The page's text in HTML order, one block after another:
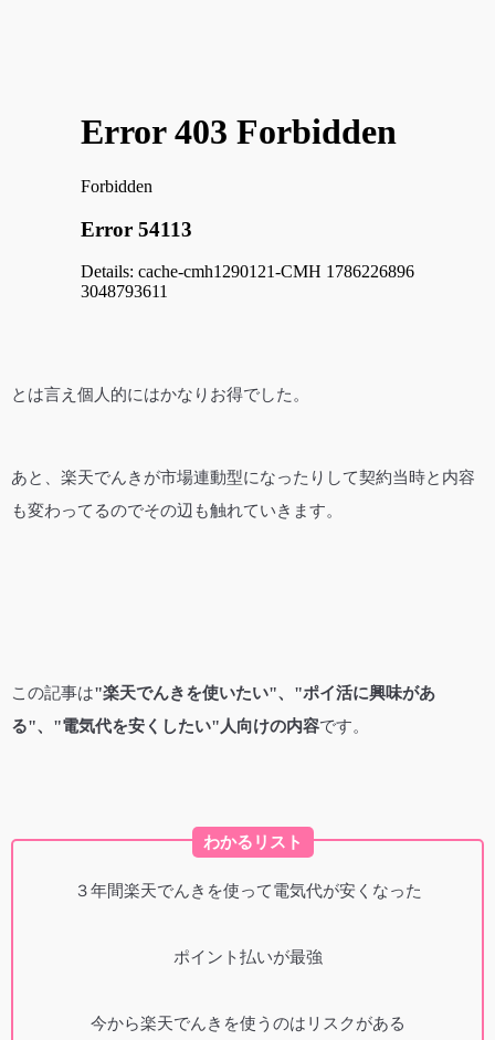
とは言え個人的にはかなりお得でした。
あと、楽天でんきが市場連動型になったりして契約当時と内容
も変わってるのでその辺も触れていきます。
この記事は"楽天でんきを使いたい"、"ポイ活に興味があ
る"、"電気代を安くしたい"人向けの内容です。
わかるリスト
３年間楽天でんきを使って電気代が安くなった
ポイント払いが最強
今から楽天でんきを使うのはリスクがある